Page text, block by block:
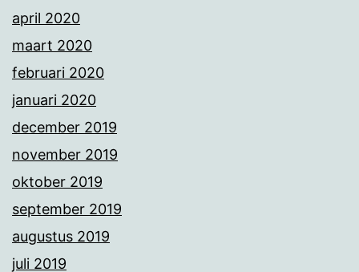
april 2020
maart 2020
februari 2020
januari 2020
december 2019
november 2019
oktober 2019
september 2019
augustus 2019
juli 2019